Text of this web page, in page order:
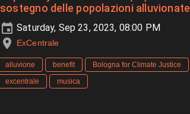
sostegno delle popolazioni alluvionate
Saturday, Sep 23, 2023, 08:00 PM
ExCentrale
alluvione benefit Bologna for Climate Justice
excentrale
musica